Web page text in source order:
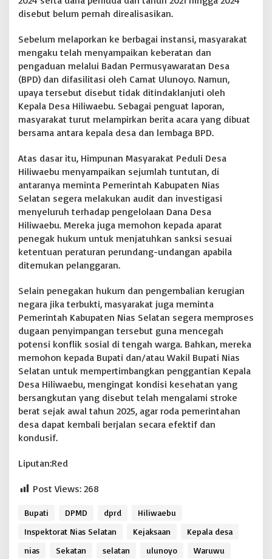
disebut belum pernah direalisasikan.
Sebelum melaporkan ke berbagai instansi, masyarakat
mengaku telah menyampaikan keberatan dan
pengaduan melalui Badan Permusyawaratan Desa
(BPD) dan difasilitasi oleh Camat Ulunoyo. Namun,
upaya tersebut disebut tidak ditindaklanjuti oleh
Kepala Desa Hiliwaebu. Sebagai penguat laporan,
masyarakat turut melampirkan berita acara yang dibuat
bersama antara kepala desa dan lembaga BPD.
Atas dasar itu, Himpunan Masyarakat Peduli Desa
Hiliwaebu menyampaikan sejumlah tuntutan, di
antaranya meminta Pemerintah Kabupaten Nias
Selatan segera melakukan audit dan investigasi
menyeluruh terhadap pengelolaan Dana Desa
Hiliwaebu. Mereka juga memohon kepada aparat
penegak hukum untuk menjatuhkan sanksi sesuai
ketentuan peraturan perundang-undangan apabila
ditemukan pelanggaran.
Selain penegakan hukum dan pengembalian kerugian
negara jika terbukti, masyarakat juga meminta
Pemerintah Kabupaten Nias Selatan segera memproses
dugaan penyimpangan tersebut guna mencegah
potensi konflik sosial di tengah warga. Bahkan, mereka
memohon kepada Bupati dan/atau Wakil Bupati Nias
Selatan untuk mempertimbangkan penggantian Kepala
Desa Hiliwaebu, mengingat kondisi kesehatan yang
bersangkutan yang disebut telah mengalami stroke
berat sejak awal tahun 2025, agar roda pemerintahan
desa dapat kembali berjalan secara efektif dan
kondusif.
Liputan:Red
Post Views: 268
Bupati DPMD dprd
Hiliwaebu
Inspektorat Nias Selatan
Kejaksaan
Kepala desa
nias
Sekatan selatan ulunoyo
Waruwu